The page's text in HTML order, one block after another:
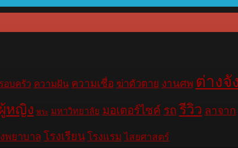
อบครัว ความฝัน ความเชื่อ ฆ่าตัวตาย งานศพ ต่างจั
หญิง พระ มหาวิทยาลัย มอเตอร์ไซค์ รถ รีวิว ลาจาก
พยาบาล โรงเรียน โรงแรม ไสยศาสตร์